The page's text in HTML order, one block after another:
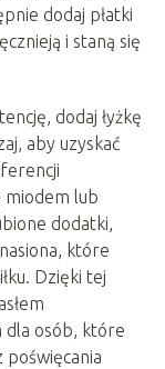
dodaj płatki
i staną się
dodaj łyżkę
aby uzyskać
miodem lub
dodatki,
które
Dzięki tej
dla osób, które
poświęcania